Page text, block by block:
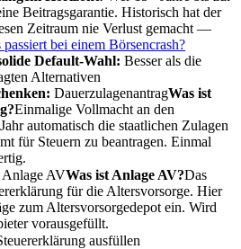
Beitragsgarantie. Historisch hat der
Zeitraum nie Verlust gemacht —
passiert bei einem Börsencrash?
Default-Wahl: Besser als die
Alternativen
DauerzulagenantragWas ist
Einmalige Vollmacht an den
automatisch die staatlichen Zulagen
für Steuern zu beantragen. Einmal
Anlage AVWas ist Anlage AV?Das
für die Altersvorsorge. Hier
zum Altersvorsorgedepot ein. Wird
vorausgefüllt.
ausfüllen